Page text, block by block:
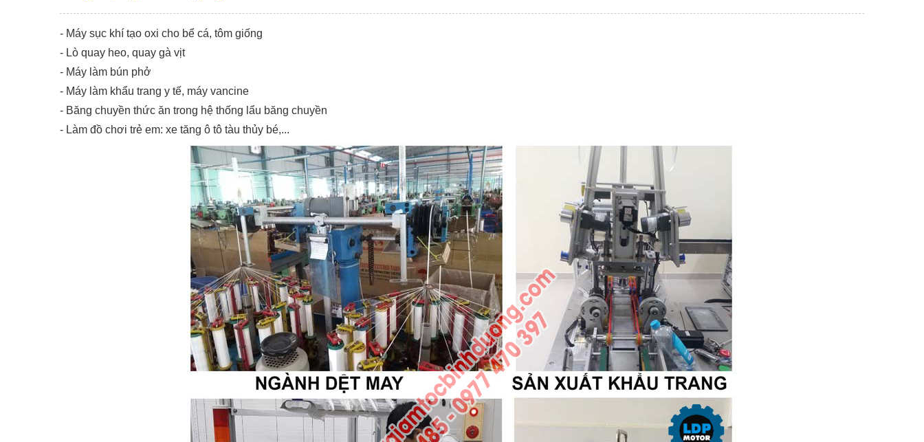
- Máy sục khí tạo oxi cho bể cá, tôm giống
- Lò quay heo, quay gà vịt
- Máy làm bún phở
- Máy làm khẩu trang y tế, máy vancine
- Băng chuyền thức ăn trong hệ thống lẩu băng chuyền
- Làm đồ chơi trẻ em: xe tăng ô tô tàu thủy bé,...